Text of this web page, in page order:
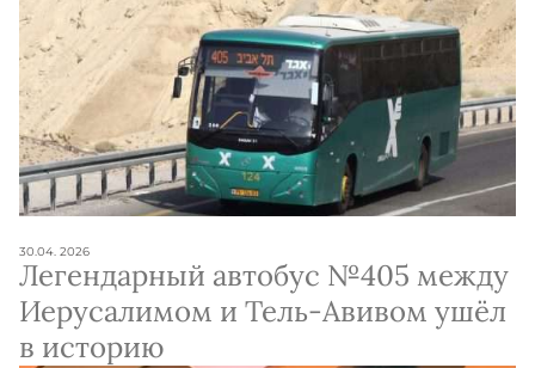
30.04. 2026
Легендарный автобус №405 между
Иерусалимом и Тель-Авивом ушёл
в историю